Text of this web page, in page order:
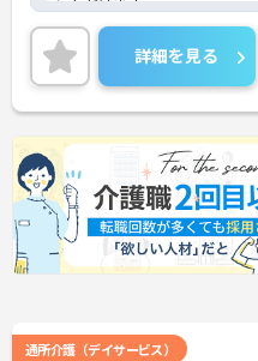
いただけます。
週1日からのご勤務が可能です
スタイルに合わせて無理のない
けます。
ご興味のある方には、面接対
に詳細をお話しいたしますの
さい！
詳細を見る
通所介護（デイサービス）